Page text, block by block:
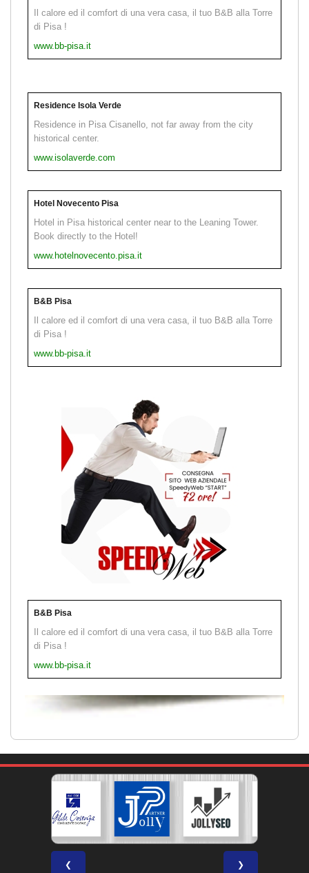
Il calore ed il comfort di una vera casa, il tuo B&B alla Torre
di Pisa !
www.bb-pisa.it
Residence Isola Verde
Residence in Pisa Cisanello, not far away from the city
historical center.
www.isolaverde.com
Hotel Novecento Pisa
Hotel in Pisa historical center near to the Leaning Tower.
Book directly to the Hotel!
www.hotelnovecento.pisa.it
B&B Pisa
Il calore ed il comfort di una vera casa, il tuo B&B alla Torre
di Pisa !
www.bb-pisa.it
B&B Pisa
Il calore ed il comfort di una vera casa, il tuo B&B alla Torre
di Pisa !
www.bb-pisa.it
❮ ❯